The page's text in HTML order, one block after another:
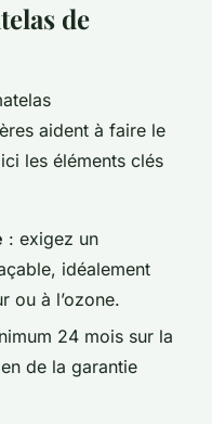
de
aident à faire le
les éléments clés
: exigez un
idéalement
ou à l’ozone.
24 mois sur la
de la garantie